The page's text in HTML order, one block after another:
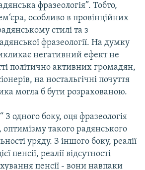
фразеологія”. Тобто,
особливо в провінційних
стилі та з
фразеології. На думку
негативний ефект не
політично активних громадян,
на ностальгічні почуття
могла б бути розрахованою.
З одного боку, оця фразеологія
оптимізму такого радянського
уряду. З іншого боку, реалії
пенсії, реалії відсутності
пенсії - вони навпаки